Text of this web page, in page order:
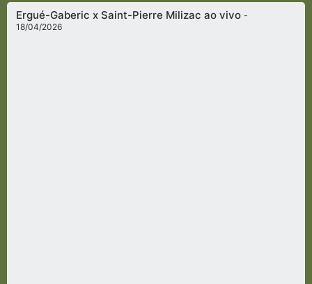
Ergué-Gaberic x Saint-Pierre Milizac ao vivo-
18/04/2026